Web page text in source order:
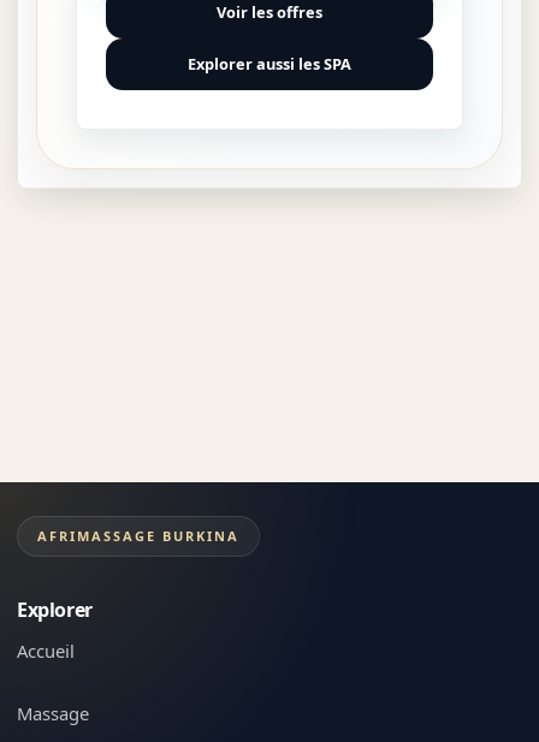
Voir les offres
Explorer aussi les SPA
AFRIMASSAGE BURKINA
Explorer
Accueil
Massage